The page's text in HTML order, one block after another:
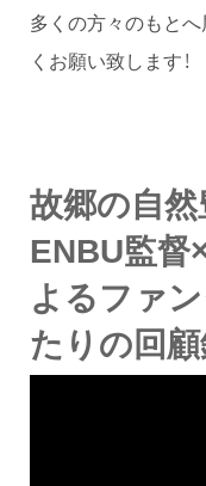
多くの方々のもと
くお願い致します！
故郷の自然
ENBU監督
よるファ
たりの回顧